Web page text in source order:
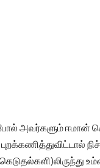
அவர்களும் ஈமான்